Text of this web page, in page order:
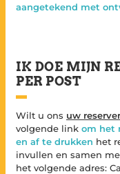
aangetekend met
IK DOE MIJN
PER POST
Wilt u ons uw
volgende link om het
en af te drukken het
invullen en samen
het volgende adres: